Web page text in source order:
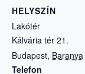
HELYSZÍN
Lakótér
Kálvária tér 21.
Budapest, Baranya
Telefon